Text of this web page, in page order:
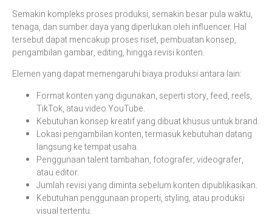
Semakin kompleks proses produksi, semakin besar pula waktu,
tenaga, dan sumber daya yang diperlukan oleh influencer. Hal
tersebut dapat mencakup proses riset, pembuatan konsep,
pengambilan gambar, editing, hingga revisi konten.
Elemen yang dapat memengaruhi biaya produksi antara lain:
Format konten yang digunakan, seperti story, feed, reels,
TikTok, atau video YouTube.
Kebutuhan konsep kreatif yang dibuat khusus untuk brand.
Lokasi pengambilan konten, termasuk kebutuhan datang
langsung ke tempat usaha.
Penggunaan talent tambahan, fotografer, videografer,
atau editor.
Jumlah revisi yang diminta sebelum konten dipublikasikan.
Kebutuhan penggunaan properti, styling, atau produksi
visual tertentu.